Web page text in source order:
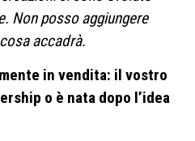
Non posso aggiungere
accadrà.
in vendita: il vostro
o è nata dopo l’idea